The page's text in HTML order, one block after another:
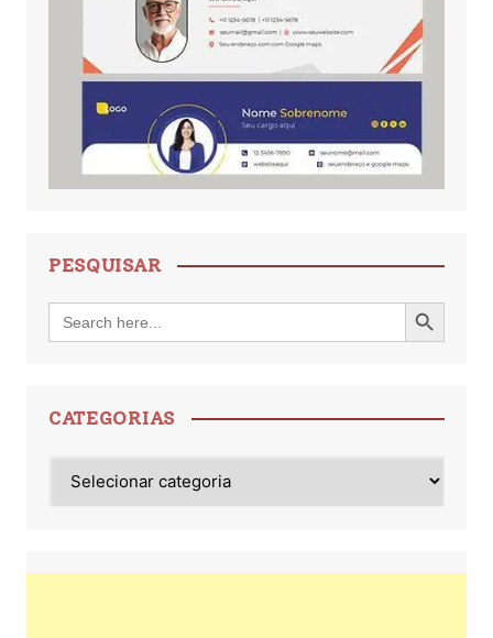
PESQUISAR
Search
for:
Search Button
CATEGORIAS